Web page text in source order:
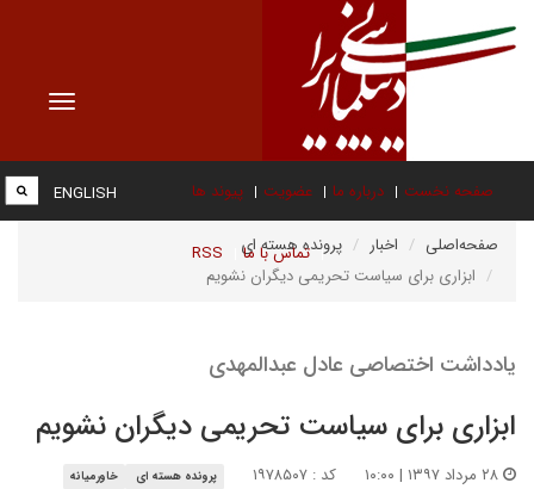
Toggle
صفحه نخست درباره ما عضویت پیوند ها
تماس با ما RSS
ENGLISH
صفحه‌اصلی اخبار
پرونده هسته ای
ابزاری برای سیاست تحریمی دیگران نشویم
یادداشت اختصاصی عادل عبدالمهدی
ابزاری برای سیاست تحریمی دیگران نشویم
کد : ۱۹۷۸۵۰۷ پرونده هسته ای
خاورمیانه